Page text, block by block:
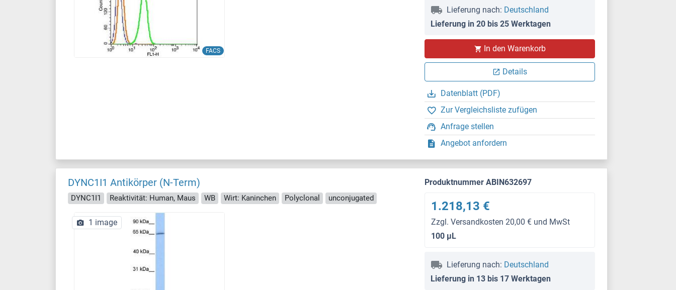
FACS
Lieferung nach: Deutschland
Lieferung in 20 bis 25 Werktagen
In den Warenkorb
Details
Datenblatt (PDF)
Zur Vergleichsliste zufügen
Anfrage stellen
Angebot anfordern
DYNC1I1 Antikörper (N-Term)
DYNC1I1 Reaktivität: Human, Maus WB Wirt: Kaninchen Polyclonal unconjugated
1 image
Produktnummer ABIN632697
1.218,13 €
Zzgl. Versandkosten 20,00 € und MwSt
100 μL
Lieferung nach: Deutschland
Lieferung in 13 bis 17 Werktagen